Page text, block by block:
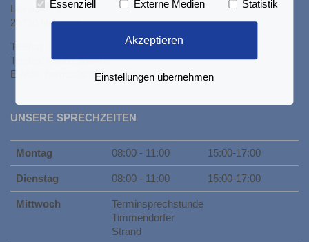
Lienaustr. 2
23730 Neustadt
Telefon: 04561 4502
Telefax: 04561 558469
E-Mail: hargus(at)hno-neustadt.de
UNSERE SPRECHZEITEN
Montag 08:00 - 11:00 15:00-17:00
Dienstag 08:00 - 11:00 15:00-17:00
Mittwoch
Terminsprechstunde
Timmendorfer
Strand
Essenziell Externe Medien Statistik
Akzeptieren
Einstellungen übernehmen